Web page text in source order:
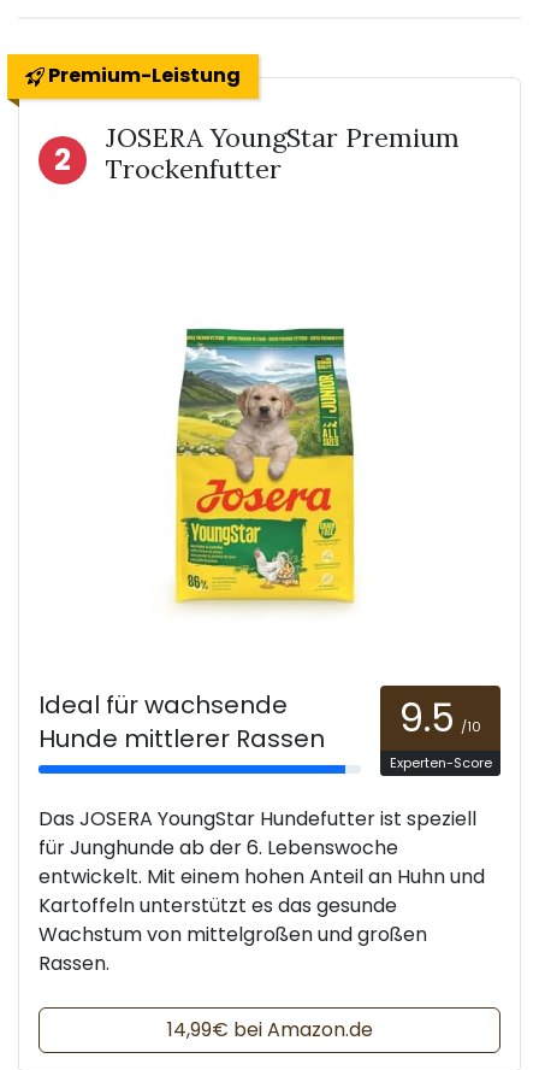
Premium-Leistung
2
JOSERA YoungStar Premium
Trockenfutter
Ideal für wachsende
Hunde mittlerer Rassen
9.5 /10
Experten-Score
Das JOSERA YoungStar Hundefutter ist speziell
für Junghunde ab der 6. Lebenswoche
entwickelt. Mit einem hohen Anteil an Huhn und
Kartoffeln unterstützt es das gesunde
Wachstum von mittelgroßen und großen
Rassen.
14,99€ bei Amazon.de